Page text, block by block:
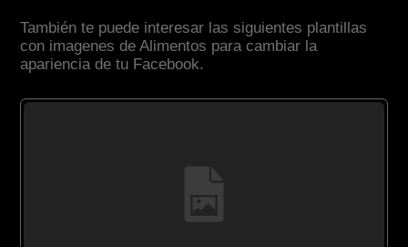
También te puede interesar las siguientes plantillas
con imagenes de Alimentos para cambiar la
apariencia de tu Facebook.